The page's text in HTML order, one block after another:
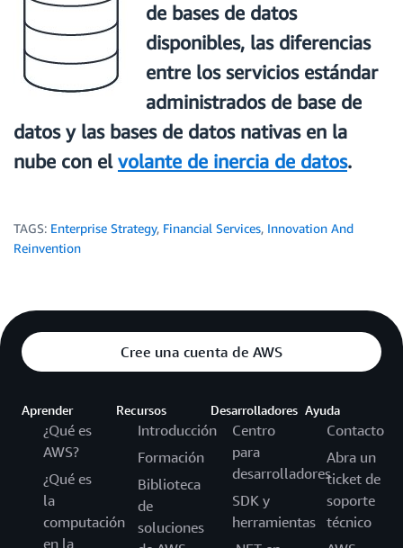
de bases de datos
disponibles, las diferencias
entre los servicios estándar
administrados de base de
datos y las bases de datos nativas en la
nube con el volante de inercia de datos.
TAGS: Enterprise Strategy, Financial Services, Innovation And
Reinvention
Cree una cuenta de AWS
Aprender
¿Qué es
AWS?
¿Qué es
la
computación
en la
Recursos
Introducción
Formación
Biblioteca
de
soluciones
Desarrolladores
Centro
para
desarrolladores
SDK y
herramientas
Ayuda
Contacto
Abra un
ticket de
soporte
técnico